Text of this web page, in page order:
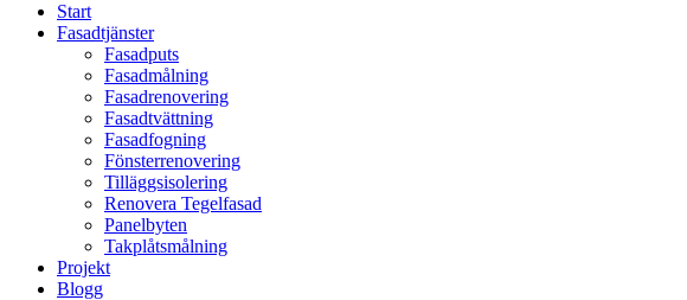
Start
Fasadtjänster
Fasadputs
Fasadmålning
Fasadrenovering
Fasadtvättning
Fasadfogning
Fönsterrenovering
Tilläggsisolering
Renovera Tegelfasad
Panelbyten
Takplåtsmålning
Projekt
Blogg